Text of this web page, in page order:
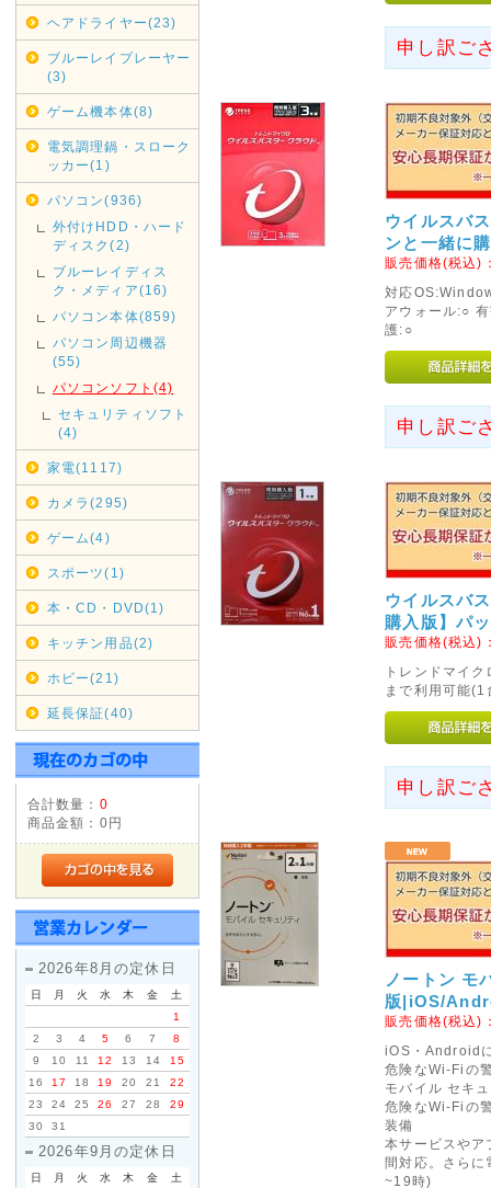
ヘアドライヤー(23)
ブルーレイプレーヤー
(3)
ゲーム機本体(8)
電気調理鍋・スローク
ッカー(1)
パソコン(936)
外付けHDD・ハード
ディスク(2)
ブルーレイディス
ク・メディア(16)
パソコン本体(859)
パソコン周辺機器
(55)
パソコンソフト(4)
セキュリティソフト
(4)
家電(1117)
カメラ(295)
ゲーム(4)
スポーツ(1)
本・CD・DVD(1)
キッチン用品(2)
ホビー(21)
延長保証(40)
合計数量： 0
商品金額： 0円
2026年8月の定休日
日 月 火 水 木 金
土
1
2
3 4 5 6 7
8
9
10 11 12 13 14
15
16
17 18 19 20 21
22
23
24 25 26 27 28
29
30
31
2026年9月の定休日
日 月 火 水 木 金 土
カレンダーに反映しましたの
尚、大型商品・超大型商品は
2019年05月16日
G20大阪サミット開催に伴い
G20大阪サミット開催に伴い
通規制がございます。その為
は、翌着指定をされましても届
がございましたのでご指定さ
お、時間指定も出来ませんの
みずほ銀行取扱い終了のお
みずほ銀行取扱い終了いたし
2019年04月12日
GWの休業日
GW中は休業日が増えておりま
さい。
休業日は完全休業となります
お急ぎの方は、早めのご入金・
11/17(土)は店休日とさせてい
発送も行っておりませんので
す。
ご利用のお客様にはご迷惑
文を頂きます様お願い申し
2017年08月09日
<重要>hotmail
《hotmail au(ezweb.jp) gmail
お客様よりメールが届いてな
ておりますが、メールアドレ
と返信は届きませんのでご注意
申し訳ご
ウイルスバ
ンと一緒に
販売価格(税込)
対応
アウォール:○
護:○
申し訳ご
ウイルスバ
購入版】パ
販売価格(税込)
トレンドマイ
まで利用可能
申し訳ご
ノートン モ
版|iOS/
販売価格(税込)
iOS・Android
危険なWi-Fiの
モバイル セキ
危険なWi-Fiの
装備
本サービスやア
間対応。さら
~19時)